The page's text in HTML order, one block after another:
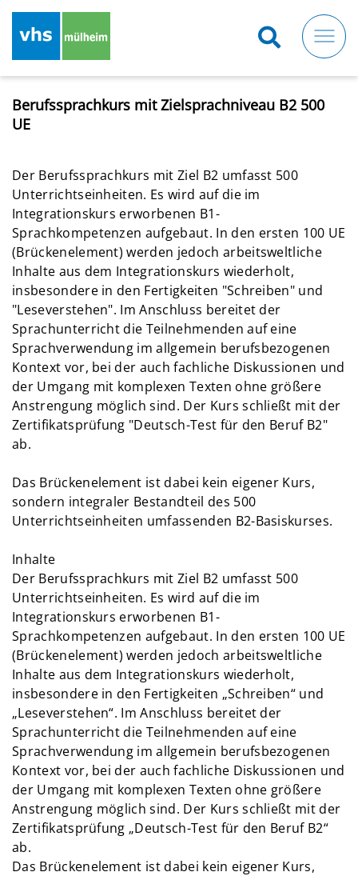
Berufssprachkurs mit Zielsprachniveau B2 500
UE
Der Berufssprachkurs mit Ziel B2 umfasst 500
Unterrichtseinheiten. Es wird auf die im
Integrationskurs erworbenen B1-
Sprachkompetenzen aufgebaut. In den ersten 100 UE
(Brückenelement) werden jedoch arbeitsweltliche
Inhalte aus dem Integrationskurs wiederholt,
insbesondere in den Fertigkeiten "Schreiben" und
"Leseverstehen". Im Anschluss bereitet der
Sprachunterricht die Teilnehmenden auf eine
Sprachverwendung im allgemein berufsbezogenen
Kontext vor, bei der auch fachliche Diskussionen und
der Umgang mit komplexen Texten ohne größere
Anstrengung möglich sind. Der Kurs schließt mit der
Zertifikatsprüfung "Deutsch-Test für den Beruf B2"
ab.
Das Brückenelement ist dabei kein eigener Kurs,
sondern integraler Bestandteil des 500
Unterrichtseinheiten umfassenden B2-Basiskurses.
Inhalte
Der Berufssprachkurs mit Ziel B2 umfasst 500
Unterrichtseinheiten. Es wird auf die im
Integrationskurs erworbenen B1-
Sprachkompetenzen aufgebaut. In den ersten 100 UE
(Brückenelement) werden jedoch arbeitsweltliche
Inhalte aus dem Integrationskurs wiederholt,
insbesondere in den Fertigkeiten „Schreiben“ und
„Leseverstehen“. Im Anschluss bereitet der
Sprachunterricht die Teilnehmenden auf eine
Sprachverwendung im allgemein berufsbezogenen
Kontext vor, bei der auch fachliche Diskussionen und
der Umgang mit komplexen Texten ohne größere
Anstrengung möglich sind. Der Kurs schließt mit der
Zertifikatsprüfung „Deutsch-Test für den Beruf B2“
ab.
Das Brückenelement ist dabei kein eigener Kurs,